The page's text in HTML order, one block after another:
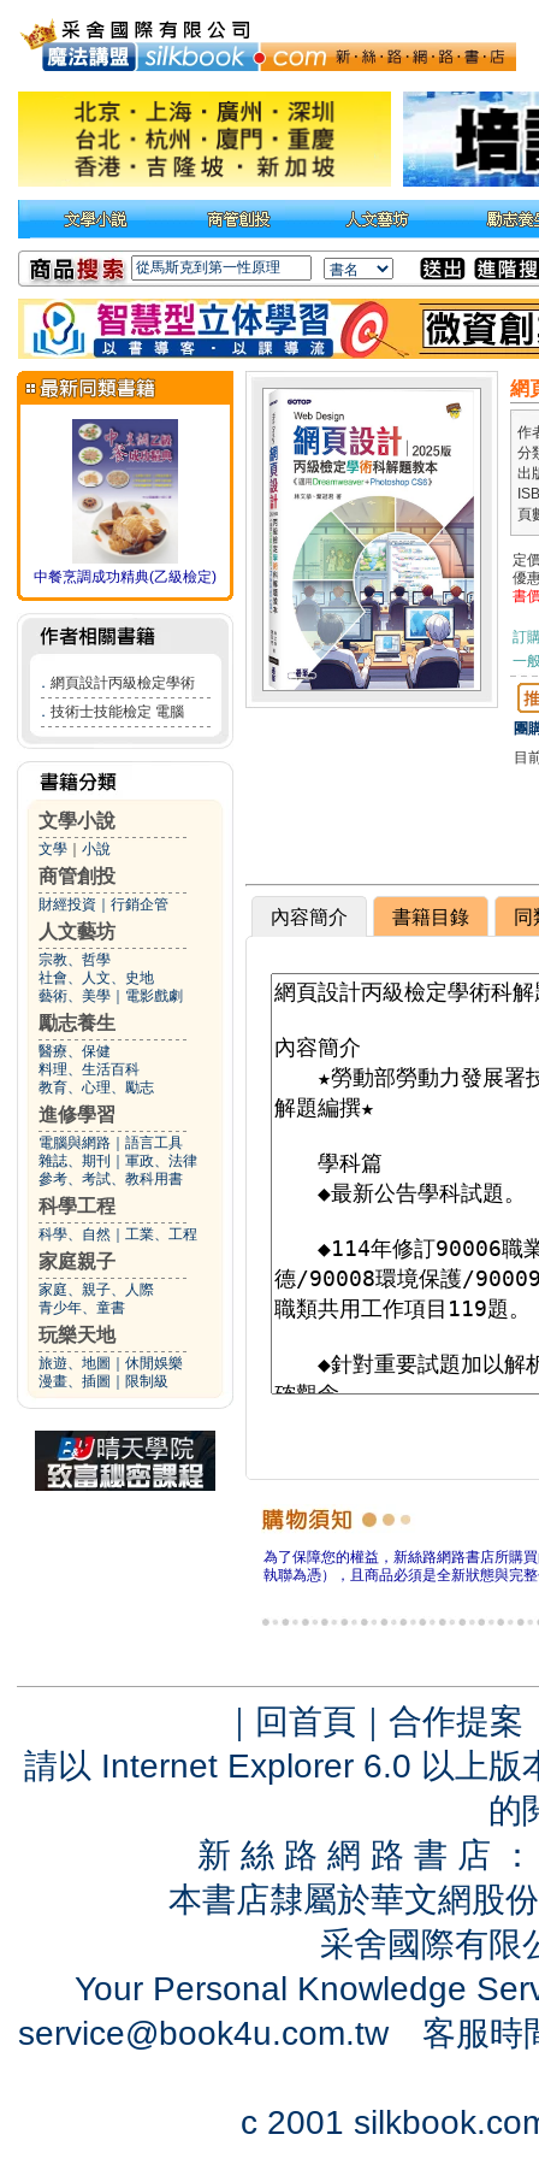
中餐烹調成功精典(乙級檢定)
． 網頁設計丙級檢定學術
． 技術士技能檢定 電腦
文學小說
文學 小說
商管創投
財經投資 行銷企管
人文藝坊
宗教、哲學
社會、人文、史地
藝術、美學
電影戲劇
勵志養生
醫療、保健
料理、生活百科
教育、心理、勵志
進修學習
電腦與網路
語言工具
雜誌、期刊
軍政、法律
參考、考試、教科用書
科學工程
科學、自然 工業、工程
家庭親子
家庭、親子、人際
青少年、童書
玩樂天地
旅遊、地圖
休閒娛樂
漫畫、插圖
限制級
網
作
分
出
頁
定
優
書
訂
一
團
目
內容簡介 書籍目錄 同
為了保障您的權益，新絲路網路書店所購
執聯為憑），且商品必須是全新狀態與完
｜ 回首頁 ｜ 合作提案
請以 Internet Explorer 6.0 以上
的
新 絲 路 網 路 書 店
本書店隸屬於華文網股
采舍國際有
Your Personal Knowledge
service@book4u.com.tw客服時
c 2001